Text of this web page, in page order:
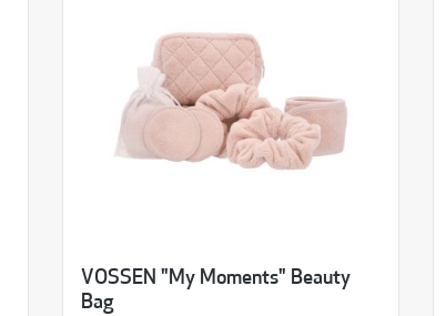
VOSSEN "My Moments" Beauty
Bag